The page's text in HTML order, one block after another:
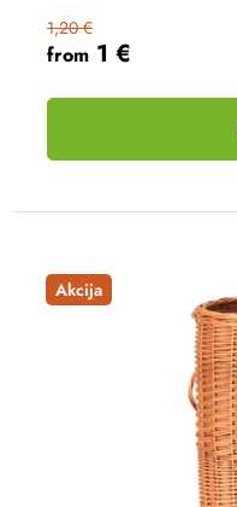
from 1 €
1,20 €
Akcija